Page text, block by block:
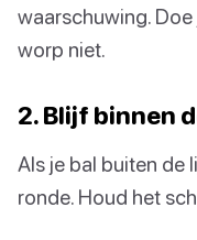
waarschuwing.
worp niet.
2. Blijf binnen
Als je bal buiten de
ronde. Houd het